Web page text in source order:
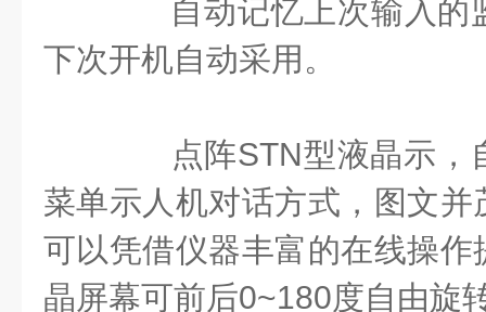
自动记忆上次输入的
下次开机自动采用。
点阵STN型液晶示，
菜单示人机对话方式，图文
可以凭借仪器丰富的在线操
晶屏幕可前后0~180度自由旋